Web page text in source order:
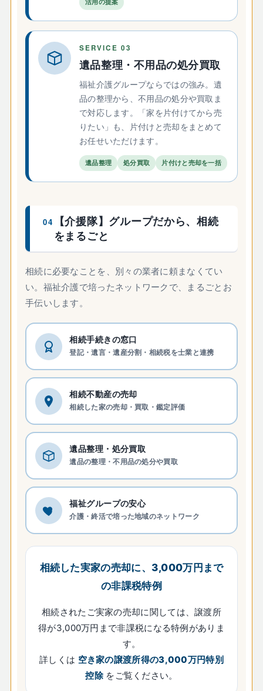
活用の提案
SERVICE 03
遺品整理・不用品の処分買取
福祉介護グループならではの強み。遺
品の整理から、不用品の処分や買取ま
で対応します。「家を片付けてから売
りたい」も、片付けと売却をまとめて
お任せいただけます。
遺品整理 処分買取 片付けと売却を一括
04
【介援隊】グループだから、相続
をまるごと
相続に必要なことを、別々の業者に頼まなくてい
い。福祉介護で培ったネットワークで、まるごとお
手伝いします。
相続手続きの窓口
登記・遺言・遺産分割・相続税を士業と連携
相続不動産の売却
相続した家の売却・買取・鑑定評価
遺品整理・処分買取
遺品の整理・不用品の処分や買取
福祉グループの安心
介護・終活で培った地域のネットワーク
相続した実家の売却に、3,000万円まで
の非課税特例
相続されたご実家の売却に関しては、譲渡所
得が3,000万円まで非課税になる特例がありま
す。
詳しくは 空き家の譲渡所得の3,000万円特別
控除をご覧ください。